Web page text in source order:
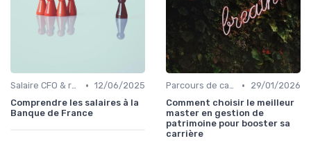
Salaire CFO & rémunération variable • 12/06/2025
Comprendre les salaires à la
Banque de France
Parcours de carrière en finance •
29/01/2026
Comment choisir le meilleur
master en gestion de
patrimoine pour booster sa
carrière